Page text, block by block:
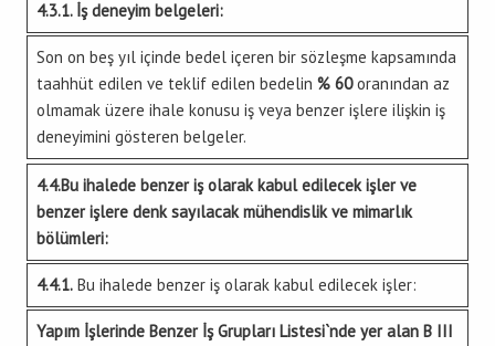
4.3.1. İş deneyim belgeleri:
Son on beş yıl içinde bedel içeren bir sözleşme kapsamında
taahhüt edilen ve teklif edilen bedelin % 60oranından az
olmamak üzere ihale konusu iş veya benzer işlere ilişkin iş
deneyimini gösteren belgeler.
4.4.Bu ihalede benzer iş olarak kabul edilecek işler ve
benzer işlere denk sayılacak mühendislik ve mimarlık
bölümleri:
4.4.1.Bu ihalede benzer iş olarak kabul edilecek işler:
Yapım İşlerinde Benzer İş Grupları Listesi`nde yer alan B III